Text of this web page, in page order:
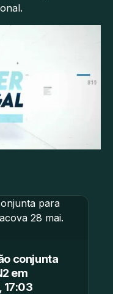
conjunta
em
17:03